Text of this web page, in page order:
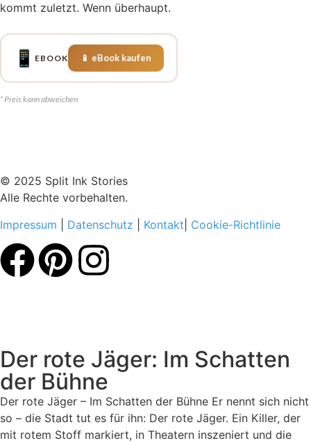
kommt zuletzt. Wenn überhaupt.
📱 EBOOK 📱 eBook kaufen
* Preis kann abweichen
© 2025 Split Ink Stories
Alle Rechte vorbehalten.
Impressum
Datenschutz Kontakt Cookie-Richtlinie
Der rote Jäger: Im Schatten
der Bühne
Der rote Jäger – Im Schatten der Bühne Er nennt sich nicht
so – die Stadt tut es für ihn: Der rote Jäger. Ein Killer, der
mit rotem Stoff markiert, in Theatern inszeniert und die